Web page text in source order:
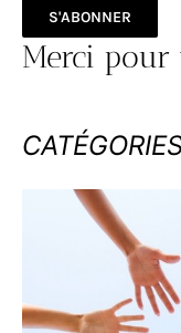
S'ABONNER
Merci